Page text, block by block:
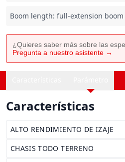
Boom length: full-extension boom
¿Quieres saber más sobre las
Pregunta a nuestro asistente →
Características
ALTO RENDIMIENTO DE IZAJE
CHASIS TODO TERRENO